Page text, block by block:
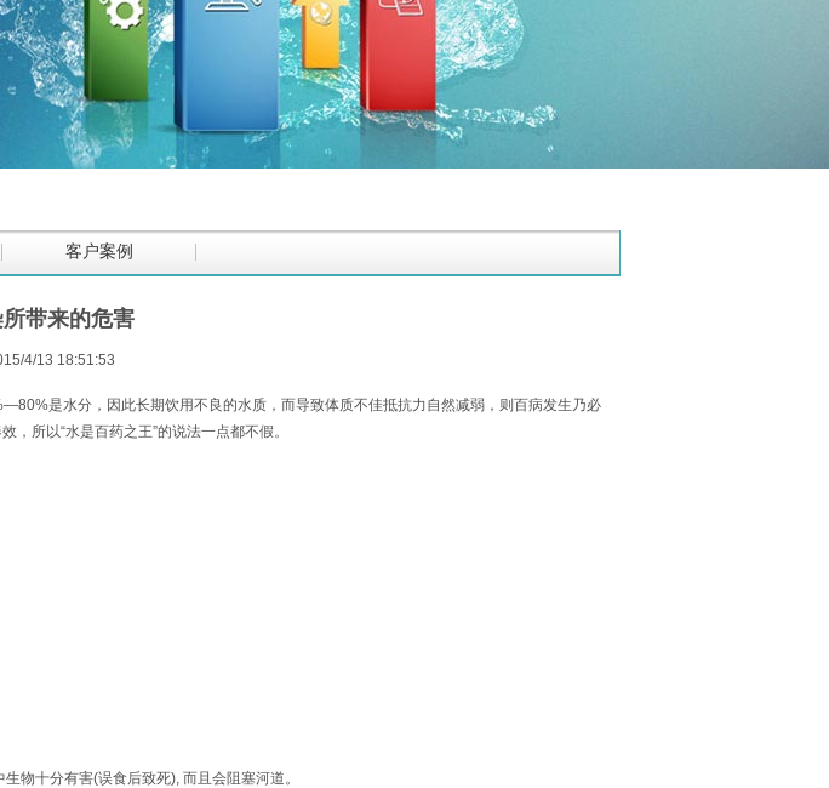
客户案例
带来的危害
4/13 18:51:53
是水分，因此长期饮用不良的水质，而导致体质不佳抵抗力自然减弱，则百病发生乃必
所以“水是百药之王”的说法一点都不假。
物十分有害(误食后致死), 而且会阻塞河道。